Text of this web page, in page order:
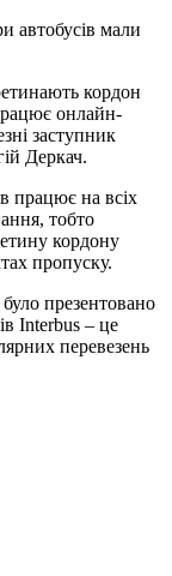
автобусів мали
кордон
онлайн-
заступник
Деркач.
працює на всіх
тобто
кордону
пропуску.
презентовано
Interbus – це
перевезень